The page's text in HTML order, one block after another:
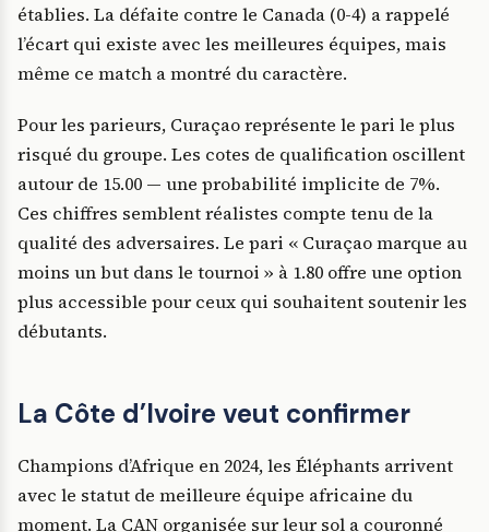
établies. La défaite contre le Canada (0-4) a rappelé
l’écart qui existe avec les meilleures équipes, mais
même ce match a montré du caractère.
Pour les parieurs, Curaçao représente le pari le plus
risqué du groupe. Les cotes de qualification oscillent
autour de 15.00 — une probabilité implicite de 7%.
Ces chiffres semblent réalistes compte tenu de la
qualité des adversaires. Le pari « Curaçao marque au
moins un but dans le tournoi » à 1.80 offre une option
plus accessible pour ceux qui souhaitent soutenir les
débutants.
La Côte d’Ivoire veut confirmer
Champions d’Afrique en 2024, les Éléphants arrivent
avec le statut de meilleure équipe africaine du
moment. La CAN organisée sur leur sol a couronné